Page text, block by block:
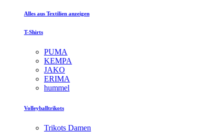
Alles aus Textilien anzeigen
T-Shirts
PUMA
KEMPA
JAKO
ERIMA
hummel
Volleyballtrikots
Trikots Damen